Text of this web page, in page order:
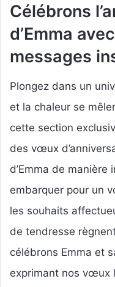
Célébrons
d’Emma
messages
Plongez dans un
et la chaleur se
cette section
des vœux
d’Emma de
embarquer pour un
les souhaits
de tendresse
célébrons Emma et
exprimant nos vœux